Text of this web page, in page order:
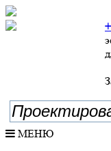
МЕНЮ